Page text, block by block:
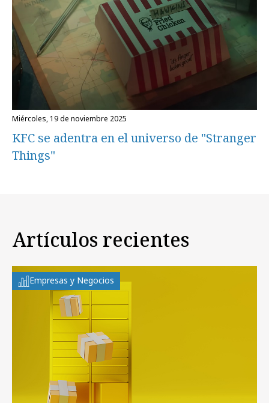
miércoles, 19 de noviembre 2025
KFC se adentra en el universo de "Stranger
Things"
Artículos recientes
Empresas y Negocios